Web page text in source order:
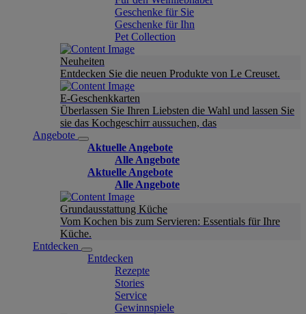
Geschenke für Sie
Geschenke für Ihn
Pet Collection
Neuheiten
Entdecken Sie die neuen Produkte von Le Creuset.
E-Geschenkkarten
Überlassen Sie Ihren Liebsten die Wahl und lassen Sie
sie das Kochgeschirr aussuchen, das
Angebote
Aktuelle Angebote
Alle Angebote
Aktuelle Angebote
Alle Angebote
Grundausstattung Küche
Vom Kochen bis zum Servieren: Essentials für Ihre
Küche.
Entdecken
Entdecken
Rezepte
Stories
Service
Gewinnspiele